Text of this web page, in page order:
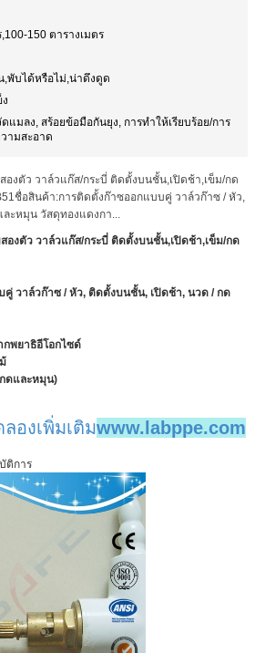
150 ตารางเมตร
,พับได้หรือไม่,น่าดึงดูด
แมลง, สร้อยข้อมือกันยุง, การทำให้เรียบร้อย/การ
ามสะอาด
งตัว วาล์วแก๊ส/กระบี่ ติดตั้งบนชั้น,เปิดช้า,เข็ม/กด
ชื่อสินค้า:การติดตั้งก๊าซออกแบบคู่ วาล์วก๊าซ / หัว,
ะหมุน วัสดุทองแดงกา...
องตัว วาล์วแก๊ส/กระบี่ ติดตั้งบนชั้น,เปิดช้า,เข็ม/กด
วาล์วก๊าซ / หัว, ติดตั้งบนชั้น, เปิดช้า, นวด / กด
พยาธิอีโอกไซด์
ดและหมุน)
องเพิ่มเติมwww.labppe.com
ติการ